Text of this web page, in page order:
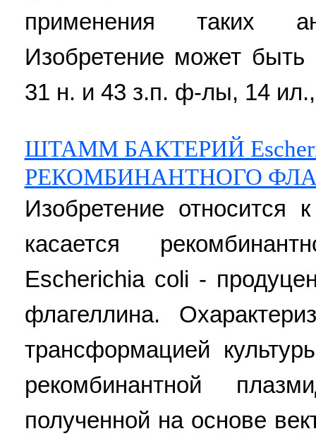
применения таких
Изобретение может
31 н. и 43 з.п. ф-лы, 14
ШТАММ БАКТЕРИЙ
РЕКОМБИНАНТНОГО
Изобретение относится
касается
Escherichia coli -
флагеллина.
трансформацией
рекомбинантной
полученной на основе